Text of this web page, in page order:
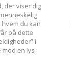
der viser dig
du kan
på dette
i
en lys